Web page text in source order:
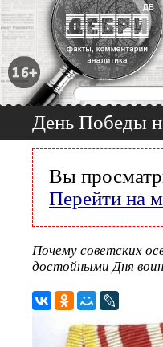
День Победы
Вы
Перейти на
Почему советских
достойными Дня